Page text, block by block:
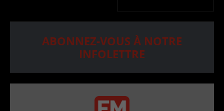
ABONNEZ-VOUS À NOTRE
INFOLETTRE